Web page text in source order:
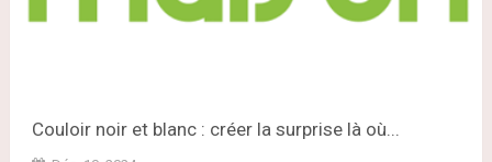
Couloir noir et blanc : créer la surprise là où...